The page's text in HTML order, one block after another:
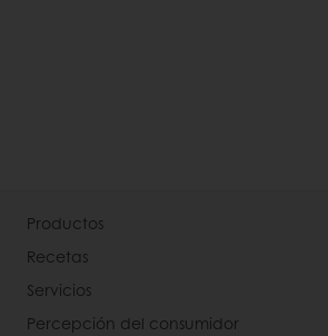
Productos
Recetas
Servicios
Percepción del consumidor